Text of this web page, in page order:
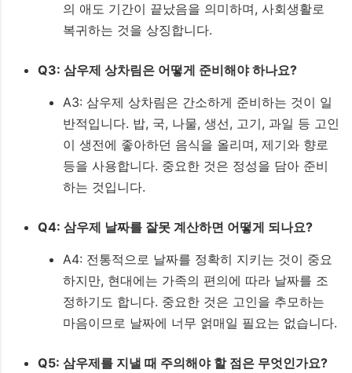
의 애도 기간이 끝났음을 의미하며, 사회생활로
복귀하는 것을 상징합니다.
Q3: 삼우제 상차림은 어떻게 준비해야 하나요?
A3: 삼우제 상차림은 간소하게 준비하는 것이 일
반적입니다. 밥, 국, 나물, 생선, 고기, 과일 등 고인
이 생전에 좋아하던 음식을 올리며, 제기와 향로
등을 사용합니다. 중요한 것은 정성을 담아 준비
하는 것입니다.
Q4: 삼우제 날짜를 잘못 계산하면 어떻게 되나요?
A4: 전통적으로 날짜를 정확히 지키는 것이 중요
하지만, 현대에는 가족의 편의에 따라 날짜를 조
정하기도 합니다. 중요한 것은 고인을 추모하는
마음이므로 날짜에 너무 얽매일 필요는 없습니다.
Q5: 삼우제를 지낼 때 주의해야 할 점은 무엇인가요?